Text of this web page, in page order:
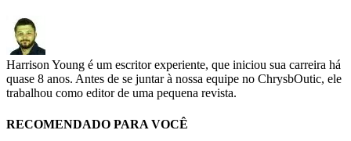
Harrison Young é um escritor experiente, que iniciou sua carreira há
quase 8 anos. Antes de se juntar à nossa equipe no ChrysbOutic, ele
trabalhou como editor de uma pequena revista.
RECOMENDADO PARA VOCÊ